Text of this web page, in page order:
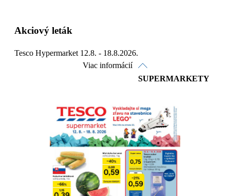
Akciový leták
Tesco Hypermarket 12.8. - 18.8.2026.
Viac informácií
Pozrieť online
SUPERMARKETY